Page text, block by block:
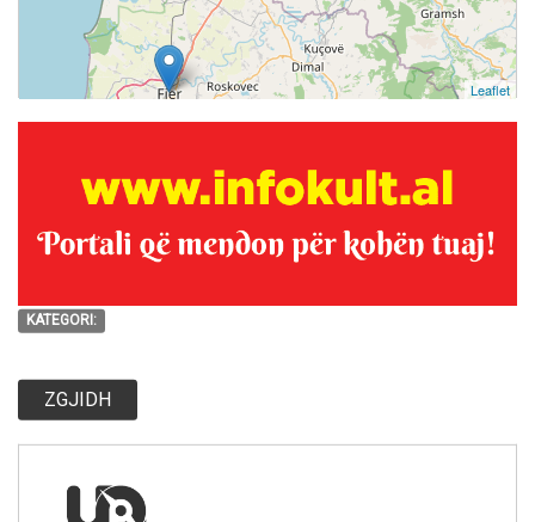
KATEGORI:
ZGJIDH
Leaflet